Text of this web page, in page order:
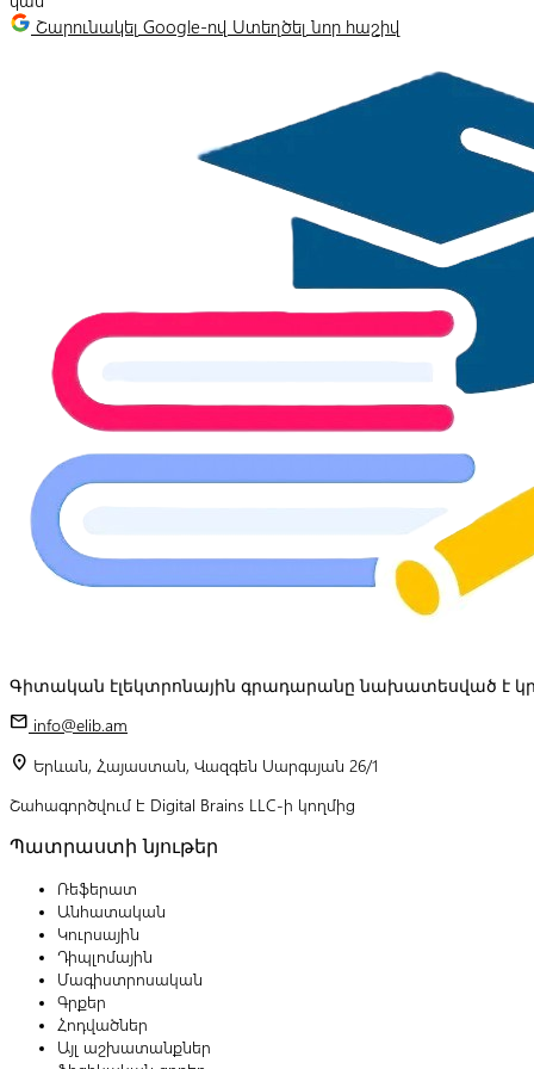
Շարունակել Google-ով Ստեղծել նոր հաշիվ
Գիտական էլեկտրոնային գրադարանը նախատեսված է
mail info@elib.am
location_on Երևան, Հայաստան, Վազգեն Սարգսյան 26/1
Շահագործվում է Digital Brains LLC-ի կողմից
Պատրաստի նյութեր
Ռեֆերատ
Անհատական
Կուրսային
Դիպլոմային
Մագիստրոսական
Գրքեր
Հոդվածներ
Այլ աշխատանքներ